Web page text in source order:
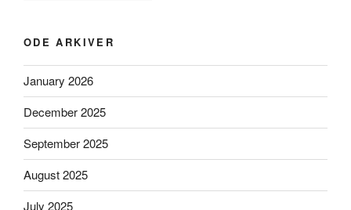
ODE ARKIVER
January 2026
December 2025
September 2025
August 2025
July 2025